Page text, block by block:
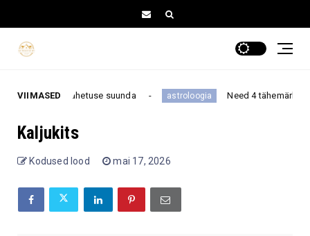
VIIMASED
nädalavahetuse suunda astroloogia Need 4 tähemärki on
Kaljukits
Kodused lood mai 17, 2026